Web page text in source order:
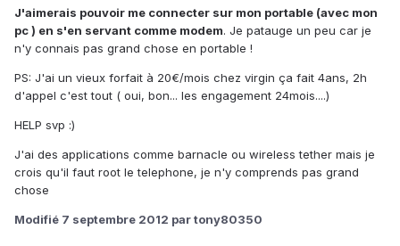
J'aimerais pouvoir me connecter sur mon portable (avec mon
pc ) en s'en servant comme modem. Je patauge un peu car je
n'y connais pas grand chose en portable !
PS: J'ai un vieux forfait à 20€/mois chez virgin ça fait 4ans, 2h
d'appel c'est tout ( oui, bon... les engagement 24mois....)
HELP svp :)
J'ai des applications comme barnacle ou wireless tether mais je
crois qu'il faut root le telephone, je n'y comprends pas grand
chose
Modifié 7 septembre 2012 par tony80350